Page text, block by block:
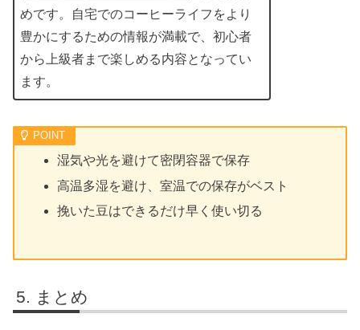
めです。自宅でのコーヒーライフをより
豊かにするための情報が満載で、初心者
から上級者まで楽しめる内容となってい
ます。
湿気や光を避けて密閉容器で保存
高温多湿を避け、室温での保存がベスト
挽いた豆はできるだけ早く使い切る
まとめ